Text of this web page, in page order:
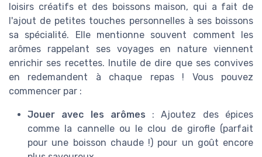
loisirs créatifs et des boissons maison, qui a fait de
l'ajout de petites touches personnelles à ses boissons
sa spécialité. Elle mentionne souvent comment les
arômes rappelant ses voyages en nature viennent
enrichir ses recettes. Inutile de dire que ses convives
en redemandent à chaque repas ! Vous pouvez
commencer par :
Jouer avec les arômes : Ajoutez des épices
comme la cannelle ou le clou de girofle (parfait
pour une boisson chaude !) pour un goût encore